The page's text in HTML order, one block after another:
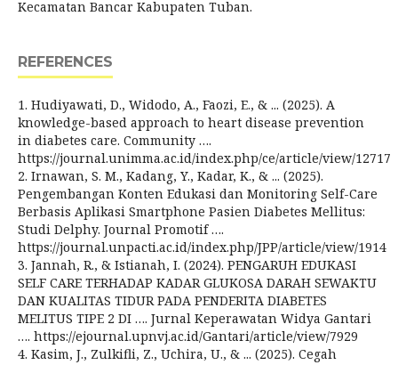
Kecamatan Bancar Kabupaten Tuban.
REFERENCES
1. Hudiyawati, D., Widodo, A., Faozi, E., & ... (2025). A
knowledge-based approach to heart disease prevention
in diabetes care. Community ….
https://journal.unimma.ac.id/index.php/ce/article/view/12717
2. Irnawan, S. M., Kadang, Y., Kadar, K., & ... (2025).
Pengembangan Konten Edukasi dan Monitoring Self-Care
Berbasis Aplikasi Smartphone Pasien Diabetes Mellitus:
Studi Delphy. Journal Promotif ….
https://journal.unpacti.ac.id/index.php/JPP/article/view/1914
3. Jannah, R., & Istianah, I. (2024). PENGARUH EDUKASI
SELF CARE TERHADAP KADAR GLUKOSA DARAH SEWAKTU
DAN KUALITAS TIDUR PADA PENDERITA DIABETES
MELITUS TIPE 2 DI …. Jurnal Keperawatan Widya Gantari
…. https://ejournal.upnvj.ac.id/Gantari/article/view/7929
4. Kasim, J., Zulkifli, Z., Uchira, U., & ... (2025). Cegah